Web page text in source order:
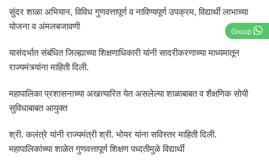
Group
सुंदर शाळा अभियान, विविध गुणवत्तापूर्ण व नाविण्यपूर्ण उपक्रम, विद्यार्थी लाभाच्या
योजना व अंमलबजावणी
यासंदर्भात संबंधित जिल्ह्याच्या शिक्षणाधिकारी यांनी सादरीकरणाच्या माध्यमातून
राज्यमंत्र्यांना माहिती दिली.
महापालिका प्रशासनाच्या अखत्यारित येत असलेल्या शाळाबाबत व शैक्षणिक सोयी
सुविधाबाबत आयुक्त
श्री. कलंत्रे यांनी राज्यमंत्री श्री. भोयर यांना सविस्तर माहिती दिली.
महापालिकांच्या शाळेत गुणवत्तापूर्ण शिक्षण पध्दतीमुळे विद्यार्थी